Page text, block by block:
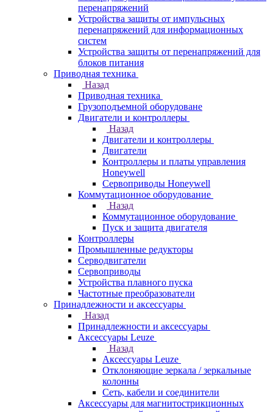
перенапряжений
Устройства защиты от импульсных
перенапряжений для информационных
систем
Устройства защиты от перенапряжений для
блоков питания
Приводная техника
Назад
Приводная техника
Грузоподъемной оборудоване
Двигатели и контроллеры
Назад
Двигатели и контроллеры
Двигатели
Контроллеры и платы управления
Honeywell
Сервоприводы Honeywell
Коммутационное оборудование
Назад
Коммутационное оборудование
Пуск и защита двигателя
Контроллеры
Промышленные редукторы
Серводвигатели
Сервоприводы
Устройства плавного пуска
Частотные преобразователи
Принадлежности и аксессуары
Назад
Принадлежности и аксессуары
Аксессуары Leuze
Назад
Аксессуары Leuze
Отклоняющие зеркала / зеркальные
колонны
Сеть, кабели и соединители
Аксессуары для магнитострикционных